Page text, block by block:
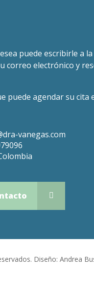
puede escribirle a la
correo electrónico y
puede agendar su cita
vanegas.com
Diseño: Andrea